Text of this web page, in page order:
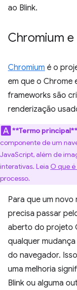
ao Blink.
Chromium e
Chromium é o
em que o Chrome
frameworks são
renderização
**Termo principal**
componente de um
JavaScript, além de
interativas. Leia O que é
processo.
Para que um novo
precisa passar
aberto do projeto
qualquer
do navegador.
uma melhoria
Blink ou alguma